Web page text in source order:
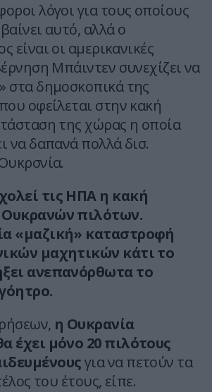
λόγοι για τους οποίους
αυτό, αλλά ο
είναι οι αμερικανικές
Μπάιντεν συνεχίζει να
στα δημοσκοπικά της
οφείλεται στην κακή
της χώρας η οποία
να δαπανά πολλά δισ.
τις ΗΠΑ η κακή
πιλότων.
«μαζική» καταστροφή
μαχητικών κάτι το
ανεπανόρθωτα το
η Ουκρανία
έχει μόνο 20 πιλότους
για να πετούν τα
του έτους, είπε.